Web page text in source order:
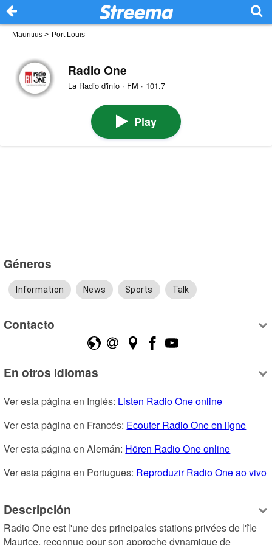
Mauritius > Port Louis
Radio One
La Radio d'info · FM · 101.7
Play
Géneros
Information News Sports Talk
Contacto
En otros idiomas
Ver esta página en Inglés: Listen Radio One online
Ver esta página en Francés: Ecouter Radio One en ligne
Ver esta página en Alemán: Hören Radio One online
Ver esta página en Portugues: Reproduzir Radio One ao vivo
Descripción
Radio One est l'une des principales stations privées de l'île
Maurice, reconnue pour son approche dynamique de